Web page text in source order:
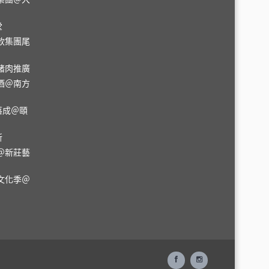
集團尾
肉推廣
＠南方
成＠頤
新莊藝
化季＠